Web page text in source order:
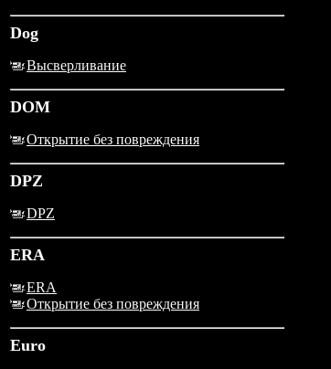
Dog
Высверливание
DOM
Открытие без повреждения
DPZ
DPZ
ERA
ERA
Открытие без повреждения
Euro